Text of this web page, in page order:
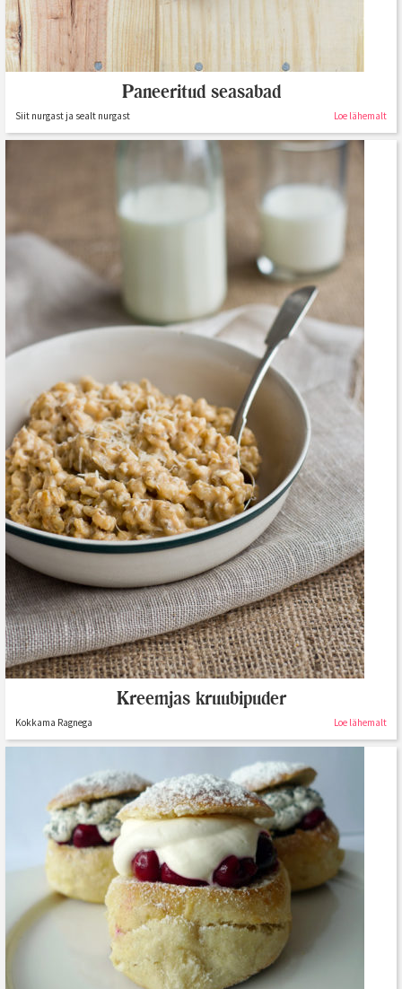
Paneeritud seasabad
Siit nurgast ja sealt nurgast Loe lähemalt
Kreemjas kruubipuder
Kokkama Ragnega Loe lähemalt